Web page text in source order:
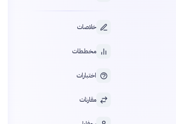
خلاصات
مخططات
اختبارات
مقارنات